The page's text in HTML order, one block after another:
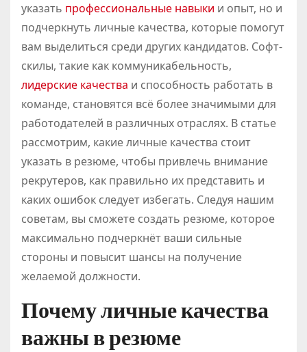
указать профессиональные навыки и опыт, но и
подчеркнуть личные качества, которые помогут
вам выделиться среди других кандидатов. Софт-
скилы, такие как коммуникабельность,
лидерские качества и способность работать в
команде, становятся всё более значимыми для
работодателей в различных отраслях. В статье
рассмотрим, какие личные качества стоит
указать в резюме, чтобы привлечь внимание
рекрутеров, как правильно их представить и
каких ошибок следует избегать. Следуя нашим
советам, вы сможете создать резюме, которое
максимально подчеркнёт ваши сильные
стороны и повысит шансы на получение
желаемой должности.
Почему личные качества
важны в резюме